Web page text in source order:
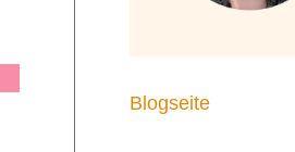
Blogseite